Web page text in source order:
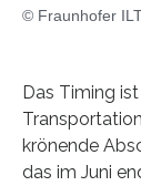
© Fraunhofer
Das Timing
krönende
das im Juni